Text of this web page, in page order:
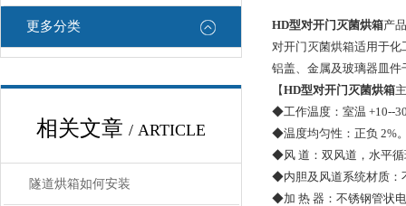
更多分类
相关文章 / ARTICLE
隧道烘箱如何安装
HD型对开门灭菌烘箱产
对开门灭菌烘箱适用于
铝盖、金属及玻璃器皿
【HD型对开门灭菌烘箱
◆工作温度：室温 +10--
◆温度均匀性：正负 2%
◆风 道：双风道，水平循
◆内胆及风道系统材质：
◆加 热 器：不锈钢管状